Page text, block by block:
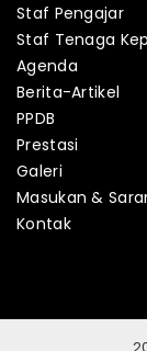
Staf Pengajar
Staf Tenaga
Agenda
Berita-Artikel
PPDB
Prestasi
Galeri
Masukan &
Kontak